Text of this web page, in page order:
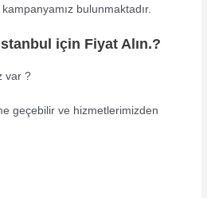
bulunmaktadır.
için Fiyat Alın.?
var ?
geçebilir ve hizmetlerimizden